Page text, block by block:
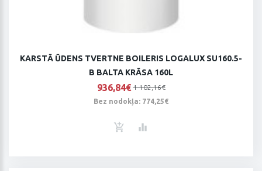
KARSTĀ ŪDENS TVERTNE BOILERIS LOGALUX SU160.5-
B BALTA KRĀSA 160L
936,84€ 1 102,16€
Bez nodokļa: 774,25€